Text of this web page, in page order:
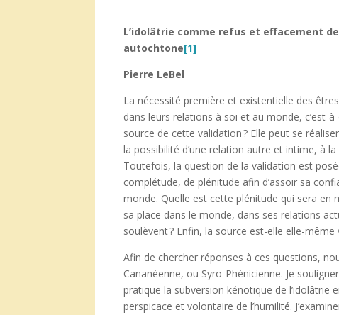
L’idolâtrie comme refus et effacement
autochtone[1]
Pierre LeBel
La nécessité première et existentielle des
dans leurs relations à soi et au monde, c’est-
source de cette validation? Elle peut se
la possibilité d’une relation autre et intime, à
Toutefois, la question de la validation est
complétude, de plénitude afin d’assoir sa
monde. Quelle est cette plénitude qui sera en
sa place dans le monde, dans ses relations
soulèvent ? Enfin, la source est-elle elle-
Afin de chercher réponses à ces questions,
Cananéenne, ou Syro-Phénicienne. Je
pratique la subversion kénotique de l’idolâtrie
perspicace et volontaire de l’humilité.